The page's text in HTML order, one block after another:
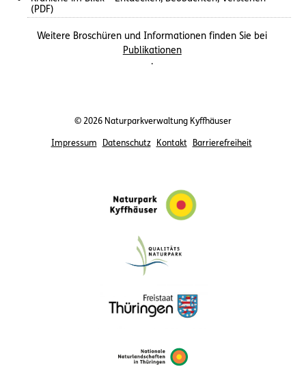
(PDF)
Weitere Broschüren und Informationen finden Sie bei
Publikationen
.
© 2026 Naturparkverwaltung Kyffhäuser
Impressum Datenschutz Kontakt Barrierefreiheit